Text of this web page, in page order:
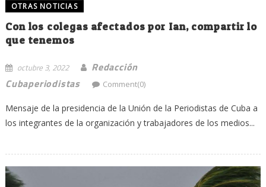
OTRAS NOTICIAS
Con los colegas afectados por Ian, compartir lo
que tenemos
octubre 3, 2022
Redacción
Cubaperiodistas
Comment(0)
Mensaje de la presidencia de la Unión de la Periodistas de Cuba a
los integrantes de la organización y trabajadores de los medios...